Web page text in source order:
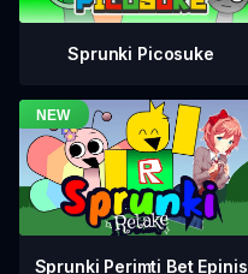
Sprunki Picosuke
Sprunki Perimti Bet Epinis